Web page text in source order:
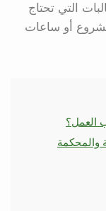
التي تحتاج
مشروع أو ساعات
العمل؟
والمحكمة